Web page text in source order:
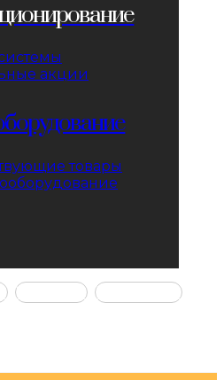
акции
товары
YouTube ВКонтакте